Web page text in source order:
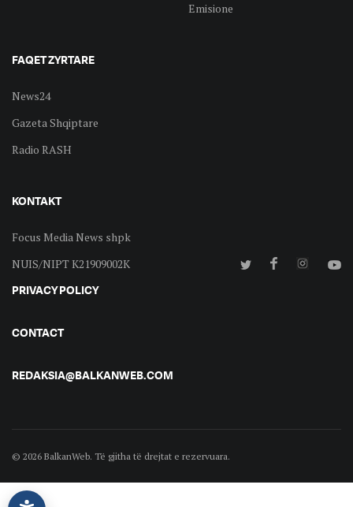
Emisione
FAQET ZYRTARE
News24
Gazeta Shqiptare
Radio RASH
KONTAKT
Focus Media News shpk
NUIS/NIPT K21909002K
PRIVACY POLICY
CONTACT
REDAKSIA@BALKANWEB.COM
© 2026 BalkanWeb. Të gjitha të drejtat e rezervuara.